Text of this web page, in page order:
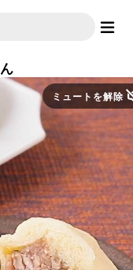
ミュートを解除